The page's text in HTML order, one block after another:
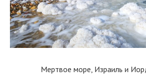
Мертвое море, Израиль и